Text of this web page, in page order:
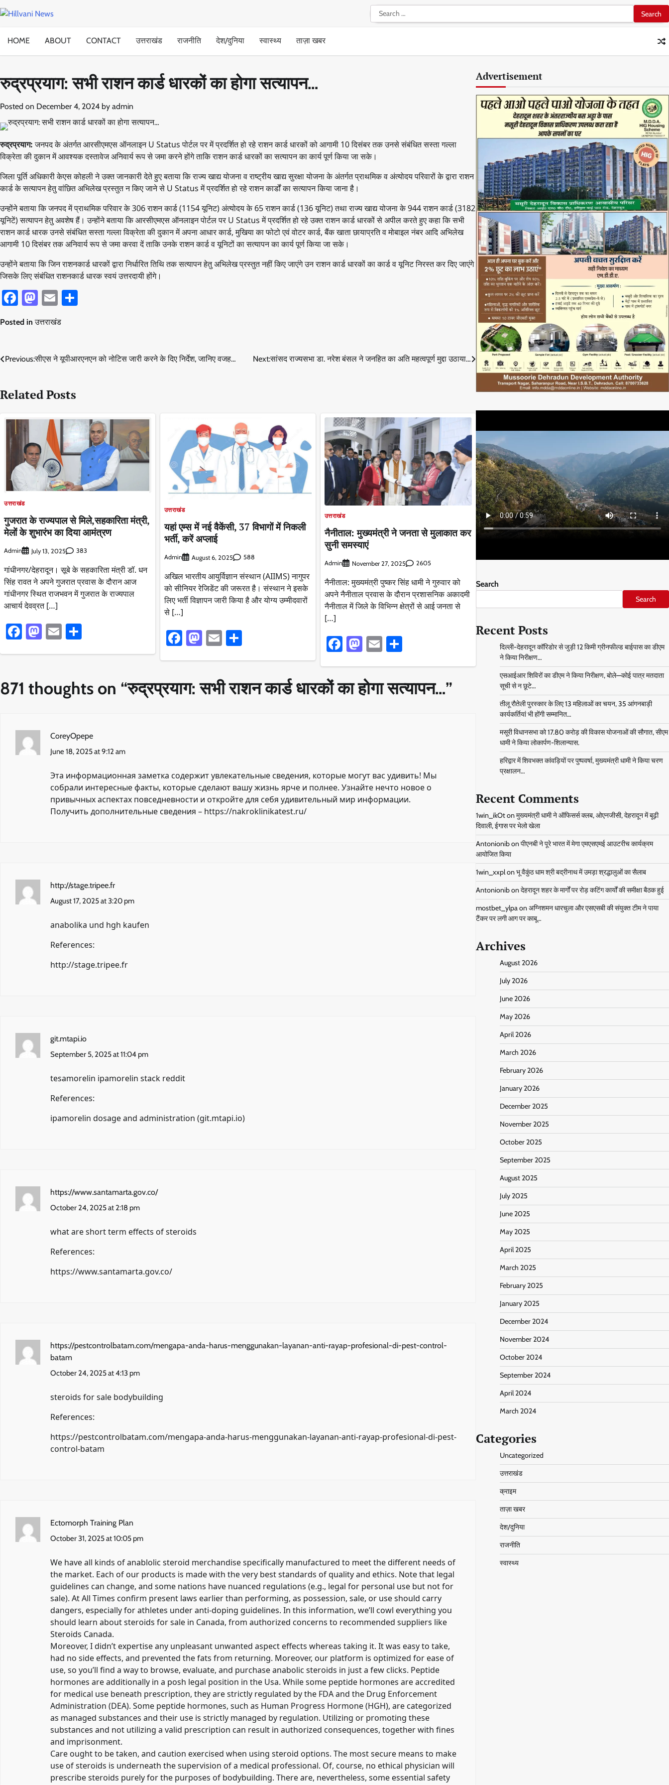
to
Search
for:
HOME
ABOUT CONTACT उत्तराखंड राजनीति देश/दुनिया स्वास्थ्य ताज़ा खबर
रुद्रप्रयाग: सभी राशन कार्ड धारकों का होगा सत्यापन…
Posted on December 4, 2024 by admin
रुद्रप्रयाग:जनपद के अंतर्गत आरसीएमएस ऑनलाइन U Status पोर्टल पर में प्रदर्शित हो रहे राशन कार्ड धारकों को आगामी 10 दिसंबर तक उनसे संबंधित सस्ता गल्ला
विक्रेता की दुकान में आवश्यक दस्तावेज अनिवार्य रूप से जमा करने होंगे ताकि राशन कार्ड धारकों का सत्यापन का कार्य पूर्ण किया जा सके।
जिला पूर्ति अधिकारी केएस कोहली ने उक्त जानकारी देते हुए बताया कि राज्य खाद्य योजना व राष्ट्रीय खाद्य सुरक्षा योजना के अंतर्गत प्राथमिक व अंत्योदय परिवारों के द्वारा राशन
कार्ड के सत्यापन हेतु वांछित अभिलेख प्रस्तुत न किए जाने से U Status में प्रदर्शित हो रहे राशन कार्डों का सत्यापन किया जाना है।
उन्होंने बताया कि जनपद में प्राथमिक परिवार के 306 राशन कार्ड (1154 यूनिट) अंत्योदय के 65 राशन कार्ड (136 यूनिट) तथा राज्य खाद्य योजना के 944 राशन कार्ड (3182
यूनिटें) सत्यापन हेतु अवशेष हैं। उन्होंने बताया कि आरसीएमएस ऑनलाइन पोर्टल पर U Status में प्रदर्शित हो रहे उक्त राशन कार्ड धारकों से अपील करते हुए कहा कि सभी
राशन कार्ड धारक उनसे संबंधित सस्ता गल्ला विक्रेता की दुकान में अपना आधार कार्ड, मुखिया का फोटो एवं वोटर कार्ड, बैंक खाता छायाप्रति व मोबाइल नंबर आदि अभिलेख
आगामी 10 दिसंबर तक अनिवार्य रूप से जमा करवा दें ताकि उनके राशन कार्ड व यूनिटों का सत्यापन का कार्य पूर्ण किया जा सके।
उन्होंने बताया कि जिन राशनकार्ड धारकों द्वारा निर्धारित तिथि तक सत्यापन हेतु अभिलेख प्रस्तुत नहीं किए जाएंगे उन राशन कार्ड धारकों का कार्ड व यूनिट निरस्त कर दिए जाएंगे
जिसके लिए संबंधित राशनकार्ड धारक स्वयं उत्तरदायी होंगे।
Facebook
Mastodon
Email
Posted inउत्तराखंड
Post
Previous:सीएस ने यूपीआरएनएन को नोटिस जारी करने के दिए निर्देश, जानिए वजह… Next:सांसद राज्यसभा डा. नरेश बंसल ने जनहित का अति महत्वपूर्ण मुद्दा उठाया…
Related Posts
उत्तराखंड
गुजरात के राज्यपाल से मिले,सहकारिता मंत्री,
मेलों के शुभारंभ का दिया आमंत्रण
Admin July 13, 2025 383
गांधीनगर/देहरादून। सूबे के सहकारिता मंत्री डॉ. धन
सिंह रावत ने अपने गुजरात प्रवास के दौरान आज
गांधीनगर स्थित राजभवन में गुजरात के राज्यपाल
आचार्य देवव्रत […]
Facebook
Mastodon
Email
उत्तराखंड
यहां एम्स में नई वैकेंसी, 37 विभागों में निकली
भर्ती, करें अप्लाई
Admin August 6, 2025 588
अखिल भारतीय आयुर्विज्ञान संस्थान (AIIMS) नागुपर
को सीनियर रेजिडेंट की जरूरत है। संस्थान ने इसके
लिए भर्ती विज्ञापन जारी किया है और योग्य उम्मीदवारों
से […]
Facebook
Mastodon
EmailShare
उत्तराखंड
नैनीताल: मुख्यमंत्री ने जनता से मुलाकात कर
सुनी समस्याएं
Admin November 27, 2025 2605
नैनीताल: मुख्यमंत्री पुष्कर सिंह धामी ने गुरुवार को
अपने नैनीताल प्रवास के दौरान प्रशासनिक अकादमी
नैनीताल में जिले के विभिन्न क्षेत्रों से आई जनता से
[…]
Facebook
Mastodon
EmailShare
871 thoughts on “रुद्रप्रयाग: सभी राशन कार्ड धारकों का होगा सत्यापन…”
CoreyOpepe
June 18, 2025 at 9:12 am
Эта информационная заметка содержит увлекательные сведения, которые могут вас удивить! Мы
собрали интересные факты, которые сделают вашу жизнь ярче и полнее. Узнайте нечто новое о
привычных аспектах повседневности и откройте для себя удивительный мир информации.
Получить дополнительные сведения – https://nakroklinikatest.ru/
http://stage.tripee.fr
August 17, 2025 at 3:20 pm
anabolika und hgh kaufen
References:
http://stage.tripee.fr
git.mtapi.io
September 5, 2025 at 11:04 pm
tesamorelin ipamorelin stack reddit
References:
ipamorelin dosage and administration (git.mtapi.io)
https://www.santamarta.gov.co/
October 24, 2025 at 2:18 pm
what are short term effects of steroids
References:
https://www.santamarta.gov.co/
https://pestcontrolbatam.com/mengapa-anda-harus-menggunakan-layanan-anti-rayap-profesional-di-pest-control-
batam
October 24, 2025 at 4:13 pm
steroids for sale bodybuilding
References:
https://pestcontrolbatam.com/mengapa-anda-harus-menggunakan-layanan-anti-rayap-profesional-di-pest-
control-batam
Ectomorph Training Plan
October 31, 2025 at 10:05 pm
We have all kinds of anablolic steroid merchandise specifically manufactured to meet the different needs of
the market. Each of our products is made with the very best standards of quality and ethics. Note that legal
guidelines can change, and some nations have nuanced regulations (e.g., legal for personal use but not for
sale). At All Times confirm present laws earlier than performing, as possession, sale, or use should carry
dangers, especially for athletes under anti-doping guidelines. In this information, we’ll cowl everything you
should learn about steroids for sale in Canada, from authorized concerns to recommended suppliers like
Steroids Canada.
Moreover, I didn’t expertise any unpleasant unwanted aspect effects whereas taking it. It was easy to take,
had no side effects, and prevented the fats from returning. Moreover, our platform is optimized for ease of
use, so you’ll find a way to browse, evaluate, and purchase anabolic steroids in just a few clicks. Peptide
hormones are additionally in a posh legal position in the Usa. While some peptide hormones are accredited
for medical use beneath prescription, they are strictly regulated by the FDA and the Drug Enforcement
Administration (DEA). Some peptide hormones, such as Human Progress Hormone (HGH), are categorized
as managed substances and their use is strictly managed by regulation. Utilizing or promoting these
substances and not utilizing a valid prescription can result in authorized consequences, together with fines
and imprisonment.
Care ought to be taken, and caution exercised when using steroid options. The most secure means to make
use of steroids is underneath the supervision of a medical professional. Of, course, no ethical physician will
prescribe steroids purely for the purposes of bodybuilding. There are, nevertheless, some essential safety
Advertisement
Search
Search
Recent Posts
दिल्ली-देहरादून कॉरिडोर से जुड़ी 12 किमी ग्रीनफील्ड बाईपास का डीएम
ने किया निरीक्षण…
एसआईआर शिविरों का डीएम ने किया निरीक्षण, बोले—कोई पात्र मतदाता
सूची से न छूटे…
तीलू रौतेली पुरस्कार के लिए 13 महिलाओं का चयन, 35 आंगनबाड़ी
कार्यकर्तियां भी होंगी सम्मानित…
मसूरी विधानसभा को 17.80 करोड़ की विकास योजनाओं की सौगात, सीएम
धामी ने किया लोकार्पण-शिलान्यास.
हरिद्वार में शिवभक्त कांवड़ियों पर पुष्पवर्षा, मुख्यमंत्री धामी ने किया चरण
प्रक्षालन…
Recent Comments
1win_ikOtonमुख्यमंत्री धामी ने ऑफिसर्स क्लब, ओएनजीसी, देहरादून में बूढ़ी
दिवाली, ईगास पर भेलो खेला
Antonionibonपीएनबी ने पूरे भारत में मेगा एमएसएमई आउटरीच कार्यक्रम
आयोजित किया
1win_xxplonभू वैकुंठ धाम श्री बद्रीनाथ में उमड़ा श्रद्धालुओं का सैलाब
Antonionibonदेहरादून शहर के मार्गों पर रोड़ कटिंग कार्यों की समीक्षा बैठक हुई
mostbet_ylpaonअग्निशमन धारचुला और एसएसबी की संयुक्त टीम ने पाया
टैंकर पर लगी आग पर काबू…
Archives
August 2026
July 2026
June 2026
May 2026
April 2026
March 2026
February 2026
January 2026
December 2025
November 2025
October 2025
September 2025
August 2025
July 2025
June 2025
May 2025
April 2025
March 2025
February 2025
January 2025
December 2024
November 2024
October 2024
September 2024
April 2024
March 2024
Categories
Uncategorized
उत्तराखंड
क्राइम
ताज़ा खबर
देश/दुनिया
राजनीति
स्वास्थ्य